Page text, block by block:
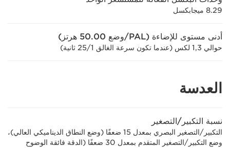
8.29 ميجابكسل
أدنى مستوى للإضاءة (PAL/وضع 50.00 هرتز)
حوالي 1,3 لكس (عندما تكون سرعة الغالق 1/‏25 ثانية)
العدسة
نسبة التكبير/التصغير
التكبير/التصغير البصري بمعدل 15 ضعفًا (وضع النطاق الديناميكي العالي)،
وضع التكبير/التصغير المتقدم بمعدل 30 ضعفًا (الدقة فائقة الوضوح